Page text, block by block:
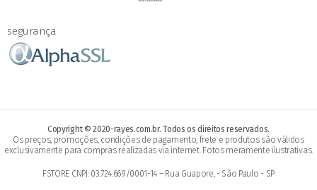
segurança
Copyright © 2020-rayes.com.br. Todos os direitos reservados.
Os preços, promoções, condições de pagamento, frete e produtos são válidos
exclusivamente para compras realizadas via internet. Fotos meramente ilustrativas.
FSTORE CNPJ: 03.724.669/0001-14 – Rua Guapore, - São Paulo - SP